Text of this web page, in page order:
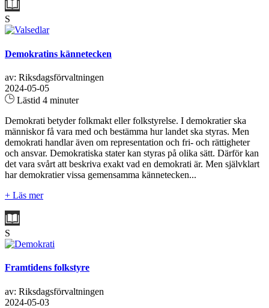
S
Demokratins kännetecken
av: Riksdagsförvaltningen
2024-05-05
Lästid 4 minuter
Demokrati betyder folkmakt eller folkstyrelse. I demokratier ska
människor få vara med och bestämma hur landet ska styras. Men
demokrati handlar även om representation och fri- och rättigheter
och ansvar. Demokratiska stater kan styras på olika sätt. Därför kan
det vara svårt att beskriva exakt vad en demokrati är. Men självklart
har demokratier vissa gemensamma kännetecken...
+ Läs mer
S
Framtidens folkstyre
av: Riksdagsförvaltningen
2024-05-03